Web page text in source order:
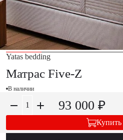
Yatas bedding
Матрас Five-Z
В наличии
93 000 ₽
Купить